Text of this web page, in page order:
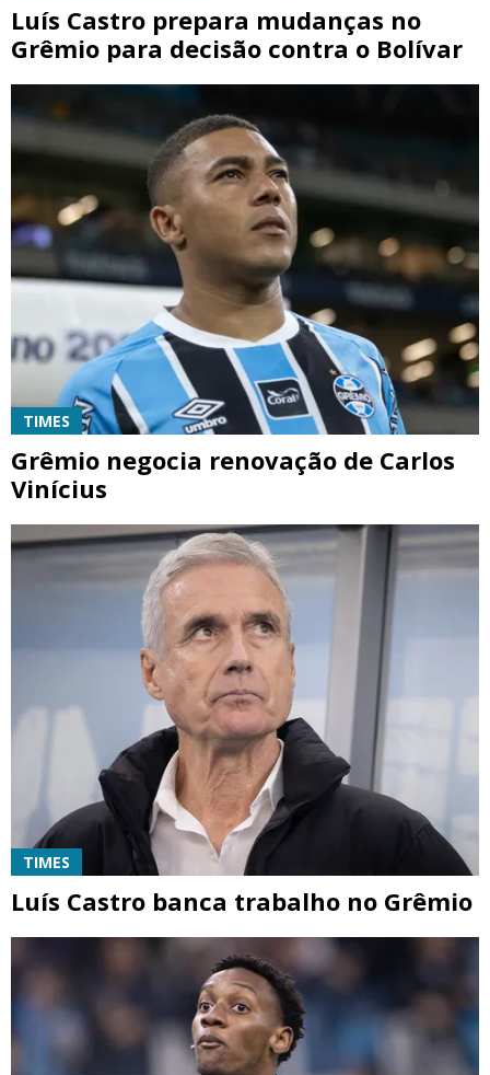
Luís Castro prepara mudanças no
Grêmio para decisão contra o Bolívar
TIMES
Grêmio negocia renovação de Carlos
Vinícius
TIMES
Luís Castro banca trabalho no Grêmio